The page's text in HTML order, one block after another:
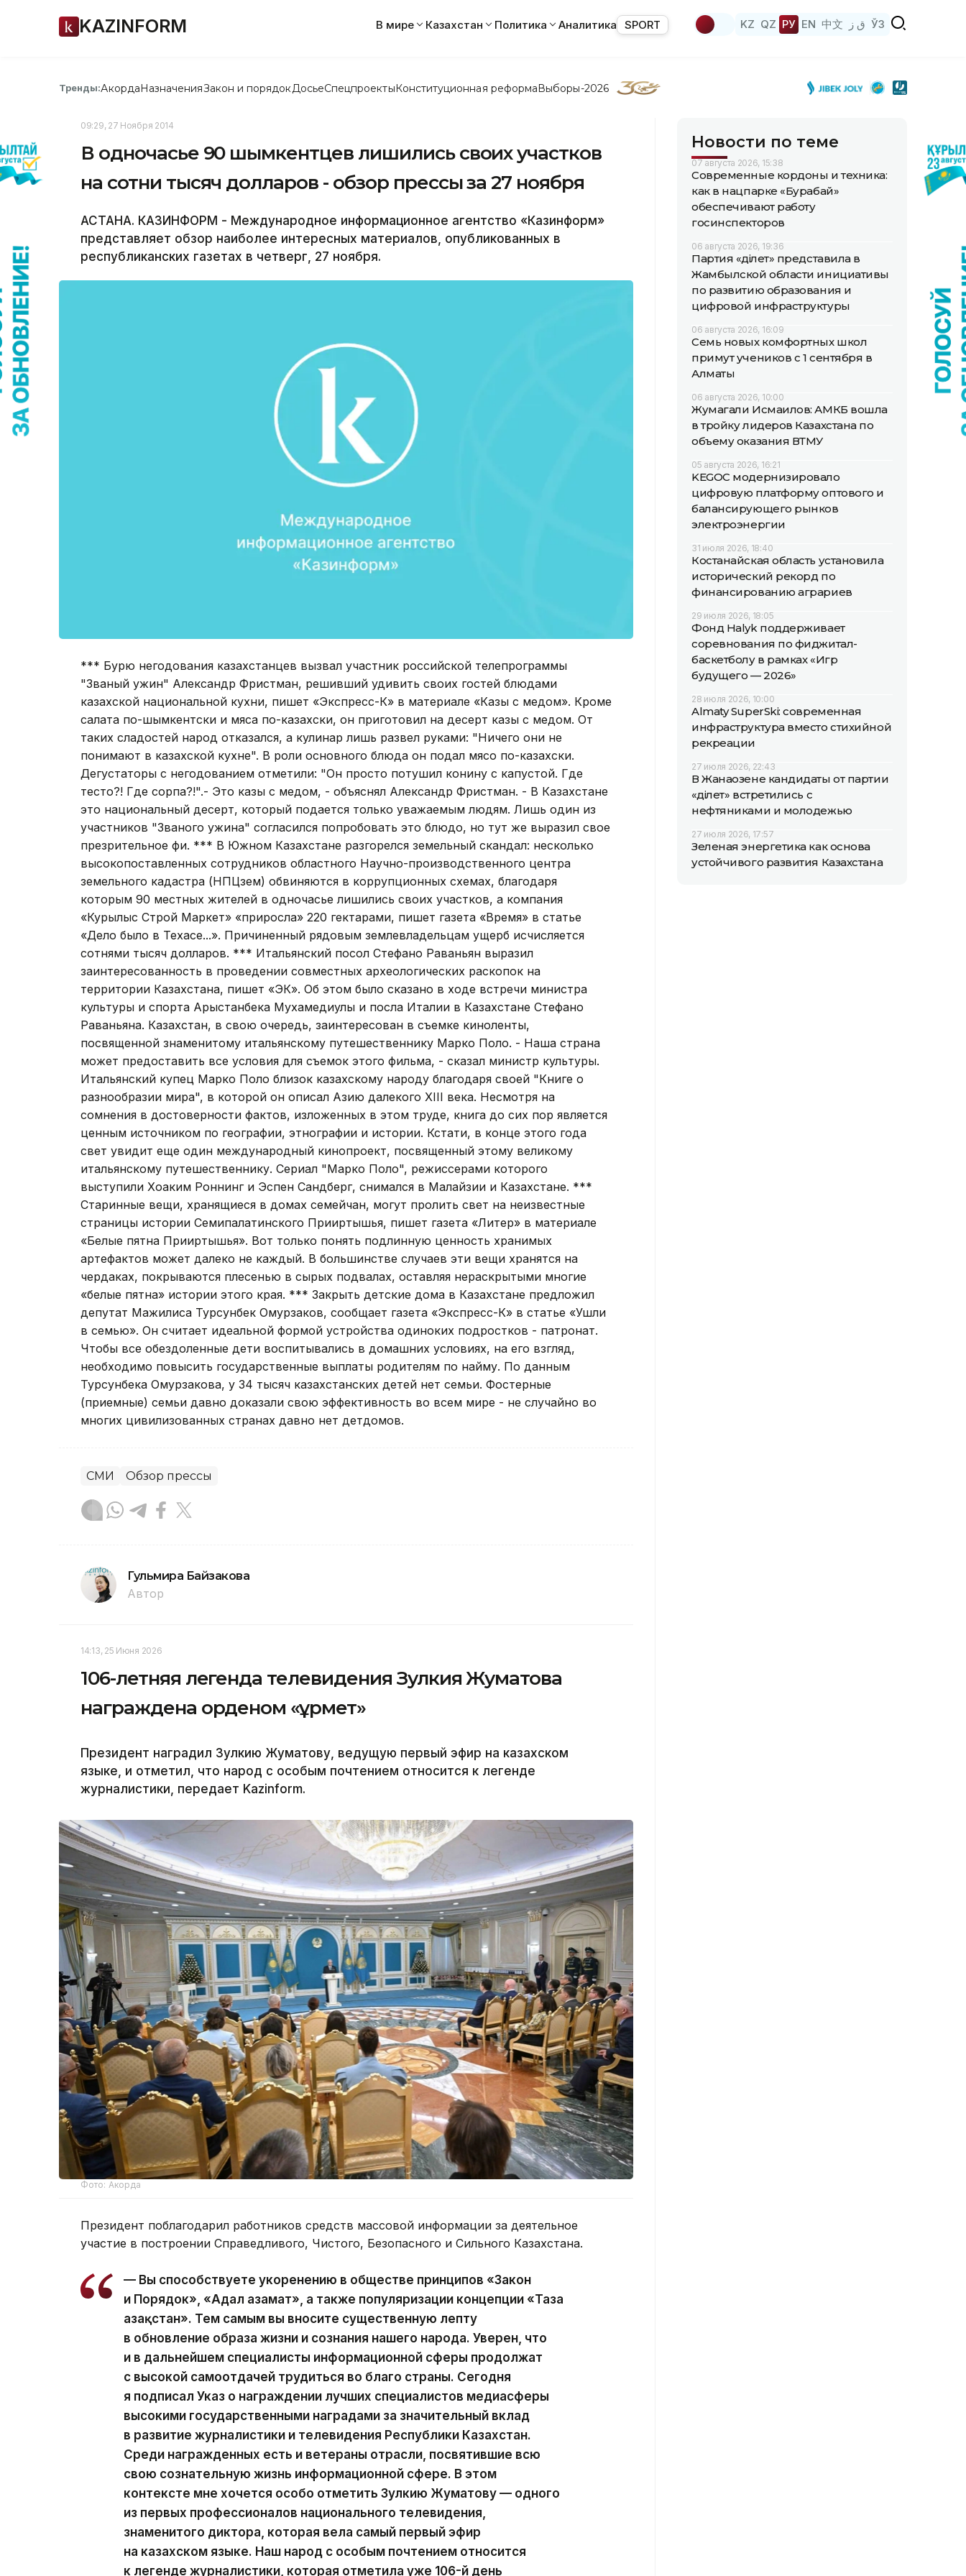
KAZINFORM В мире Казахстан Политика Аналитика SPORT KZ QZ РУ EN 中文 ق ز ЎЗ
Тренды:АкордаНазначенияЗакон и порядок ДосьеСпецпроектыКонституционная реформаВыборы-2026
09:29, 27 Ноября 2014
В одночасье 90 шымкентцев лишились своих участков
на сотни тысяч долларов - обзор прессы за 27 ноября
АСТАНА. КАЗИНФОРМ - Международное информационное агентство «Казинформ»
представляет обзор наиболее интересных материалов, опубликованных в
республиканских газетах в четверг, 27 ноября.
*** Бурю негодования казахстанцев вызвал участник российской телепрограммы
"Званый ужин" Александр Фристман, решивший удивить своих гостей блюдами
казахской национальной кухни, пишет «Экспресс-К» в материале «Казы с медом». Кроме
салата по-шымкентски и мяса по-казахски, он приготовил на десерт казы с медом. От
таких сладостей народ отказался, а кулинар лишь развел руками: "Ничего они не
понимают в казахской кухне". В роли основного блюда он подал мясо по-казахски.
Дегустаторы с негодованием отметили: "Он просто потушил конину с капустой. Где
тесто?! Где сорпа?!".- Это казы с медом, - объяснял Александр Фристман. - В Казахстане
это национальный десерт, который подается только уважаемым людям. Лишь один из
участников "Званого ужина" согласился попробовать это блюдо, но тут же выразил свое
презрительное фи. *** В Южном Казахстане разгорелся земельный скандал: несколько
высокопоставленных сотрудников областного Научно-производственного центра
земельного кадастра (НПЦзем) обвиняются в коррупционных схемах, благодаря
которым 90 местных жителей в одночасье лишились своих участков, а компания
«Курылыс Строй Маркет» «приросла» 220 гектарами, пишет газета «Время» в статье
«Дело было в Техасе...». Причиненный рядовым землевладельцам ущерб исчисляется
сотнями тысяч долларов. *** Итальянский посол Стефано Раваньян выразил
заинтересованность в проведении совместных археологических раскопок на
территории Казахстана, пишет «ЭК». Об этом было сказано в ходе встречи министра
культуры и спорта Арыстанбека Мухамедиулы и посла Италии в Казахстане Стефано
Раваньяна. Казахстан, в свою очередь, заинтересован в съемке киноленты,
посвященной знаменитому итальянскому путешественнику Марко Поло. - Наша страна
может предоставить все условия для съемок этого фильма, - сказал министр культуры.
Итальянский купец Марко Поло близок казахскому народу благодаря своей "Книге о
разнообразии мира", в которой он описал Азию далекого XIII века. Несмотря на
сомнения в достоверности фактов, изложенных в этом труде, книга до сих пор является
ценным источником по географии, этнографии и истории. Кстати, в конце этого года
свет увидит еще один международный кинопроект, посвященный этому великому
итальянскому путешественнику. Сериал "Марко Поло", режиссерами которого
выступили Хоаким Роннинг и Эспен Сандберг, снимался в Малайзии и Казахстане. ***
Старинные вещи, хранящиеся в домах семейчан, могут пролить свет на неизвестные
страницы истории Семипалатинского Прииртышья, пишет газета «Литер» в материале
«Белые пятна Прииртышья». Вот только понять подлинную ценность хранимых
артефактов может далеко не каждый. В большинстве случаев эти вещи хранятся на
чердаках, покрываются плесенью в сырых подвалах, оставляя нераскрытыми многие
«белые пятна» истории этого края. *** Закрыть детские дома в Казахстане предложил
депутат Мажилиса Турсунбек Омурзаков, сообщает газета «Экспресс-К» в статье «Ушли
в семью». Он считает идеальной формой устройства одиноких подростков - патронат.
Чтобы все обездоленные дети воспитывались в домашних условиях, на его взгляд,
необходимо повысить государственные выплаты родителям по найму. По данным
Турсунбека Омурзакова, у 34 тысяч казахстанских детей нет семьи. Фостерные
(приемные) семьи давно доказали свою эффективность во всем мире - не случайно во
многих цивилизованных странах давно нет детдомов.
СМИ Обзор прессы
Гульмира Байзакова
Автор
14:13, 25 Июня 2026
106-летняя легенда телевидения Зулкия Жуматова
награждена орденом «Құрмет»
Президент наградил Зулкию Жуматову, ведущую первый эфир на казахском
языке, и отметил, что народ с особым почтением относится к легенде
журналистики, передает Kazinform.
Фото: Акорда
Президент поблагодарил работников средств массовой информации за деятельное
участие в построении Справедливого, Чистого, Безопасного и Сильного Казахстана.
— Вы способствуете укоренению в обществе принципов «Закон
и Порядок», «Адал азамат», а также популяризации концепции «Таза
Қазақстан». Тем самым вы вносите существенную лепту
в обновление образа жизни и сознания нашего народа. Уверен, что
и в дальнейшем специалисты информационной сферы продолжат
с высокой самоотдачей трудиться во благо страны. Сегодня
я подписал Указ о награждении лучших специалистов медиасферы
высокими государственными наградами за значительный вклад
в развитие журналистики и телевидения Республики Казахстан.
Среди награжденных есть и ветераны отрасли, посвятившие всю
свою сознательную жизнь информационной сфере. В этом
контексте мне хочется особо отметить Зулкию Жуматову — одного
из первых профессионалов национального телевидения,
знаменитого диктора, которая вела самый первый эфир
на казахском языке. Наш народ с особым почтением относится
к легенде журналистики, которая отметила уже 106-й день
Новости по теме
07 августа 2026, 15:38
Современные кордоны и техника:
как в нацпарке «Бурабай»
обеспечивают работу
госинспекторов
06 августа 2026, 19:36
Партия «Әділет» представила в
Жамбылской области инициативы
по развитию образования и
цифровой инфраструктуры
06 августа 2026, 16:09
Семь новых комфортных школ
примут учеников с 1 сентября в
Алматы
06 августа 2026, 10:00
Жумагали Исмаилов: АМКБ вошла
в тройку лидеров Казахстана по
объему оказания ВТМУ
05 августа 2026, 16:21
KEGOC модернизировало
цифровую платформу оптового и
балансирующего рынков
электроэнергии
31 июля 2026, 18:40
Костанайская область установила
исторический рекорд по
финансированию аграриев
29 июля 2026, 18:05
Фонд Halyk поддерживает
соревнования по фиджитал-
баскетболу в рамках «Игр
будущего — 2026»
28 июля 2026, 10:00
Almaty SuperSki: современная
инфраструктура вместо стихийной
рекреации
27 июля 2026, 22:43
В Жанаозене кандидаты от партии
«Әділет» встретились с
нефтяниками и молодежью
27 июля 2026, 17:57
Зеленая энергетика как основа
устойчивого развития Казахстана